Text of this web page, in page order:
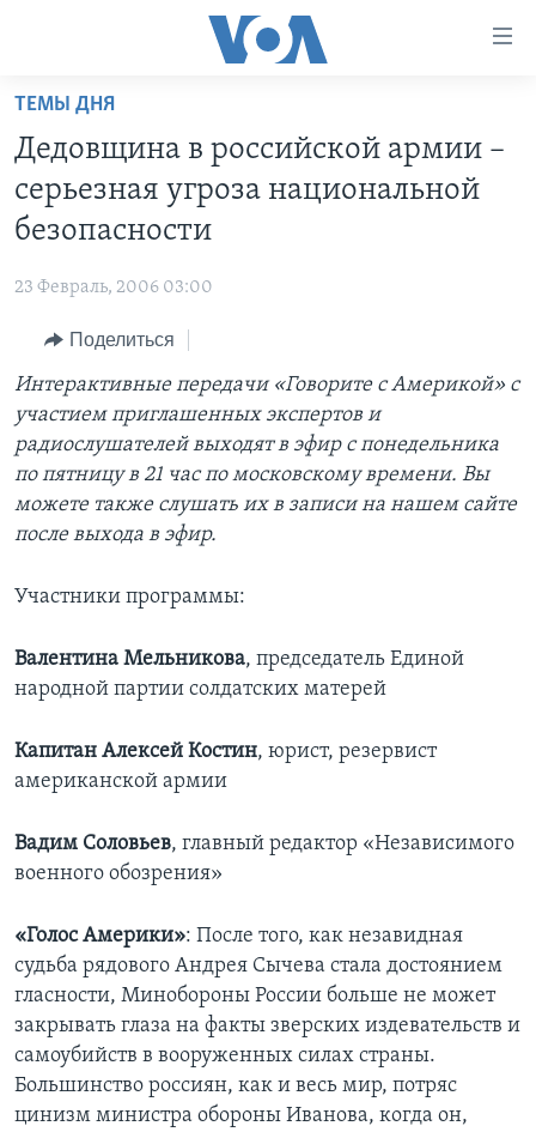
Перейти
основной
контент
Перейти
основной
навигации
Перейти
поиск
ПРОГРАММЫ
ИТОГИ
ПОЧЕМУ ЭТО ВАЖНО?
ДИСКУССИЯ VOA
НЬЮ-ЙОРК NEW YORK
АМЕРИКА. БОЛЬШОЕ ПУТЕШЕСТВИЕ
ПРОЕКТЫ
НАША АМЕРИКАНСКАЯ ИСТОРИЯ
А КАК В АМЕРИКЕ?
АРТЕФАКТЫ
АМЕРИКАНСКИЕ ГОРОДКИ
ТЕСТЫ
ИНТЕРВЬЮ
ФАКТЫ ПРОТИВ ФЕЙКОВ
ЗА СВОБОДУ ПРЕССЫ
УЧИМ АНГЛИЙСКИЙ
ВИДЕО
ПОДПИСКА НА НОВОСТИ
Языки
ТЕМЫ ДНЯ
Дедовщина в российской армии –
серьезная угроза национальной
безопасности
23 Февраль, 2006 03:00
Поделиться
Интерактивные передачи «Говорите с Америкой» с
участием приглашенных экспертов и
радиослушателей выходят в эфир с понедельника
по пятницу в 21 час по московскому времени. Вы
можете также слушать их в записи на нашем сайте
после выхода в эфир.
Участники программы:
Валентина Мельникова, председатель Единой
народной партии солдатских матерей
Капитан Алексей Костин, юрист, резервист
американской армии
Вадим Соловьев, главный редактор «Независимого
военного обозрения»
«Голос Америки»: После того, как незавидная
судьба рядового Андрея Сычева стала достоянием
гласности, Минобороны России больше не может
закрывать глаза на факты зверских издевательств и
самоубийств в вооруженных силах страны.
Большинство россиян, как и весь мир, потряс
цинизм министра обороны Иванова, когда он,